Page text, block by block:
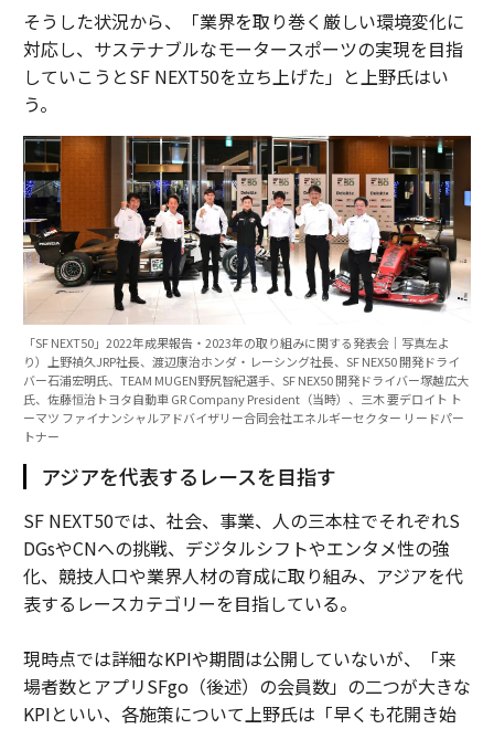
そうした状況から、「業界を取り巻く厳しい環境変化に
対応し、サステナブルなモータースポーツの実現を目指
していこうとSF NEXT50を立ち上げた」と上野氏はい
う。
「SF NEXT50」2022年成果報告・2023年の取り組みに関する発表会｜写真左よ
り）上野禎久JRP社長、渡辺康治ホンダ・レーシング社長、SF NEX50 開発ドライ
バー石浦宏明氏、TEAM MUGEN野尻智紀選手、SF NEX50 開発ドライバー塚越広大
氏、佐藤恒治トヨタ自動車 GR Company President（当時）、三木 要デロイト ト
ーマツ ファイナンシャルアドバイザリー合同会社エネルギーセクター リードパー
トナー
アジアを代表するレースを目指す
SF NEXT50では、社会、事業、人の三本柱でそれぞれS
DGsやCNへの挑戦、デジタルシフトやエンタメ性の強
化、競技人口や業界人材の育成に取り組み、アジアを代
表するレースカテゴリーを目指している。
現時点では詳細なKPIや期間は公開していないが、「来
場者数とアプリSFgo（後述）の会員数」の二つが大きな
KPIといい、各施策について上野氏は「早くも花開き始